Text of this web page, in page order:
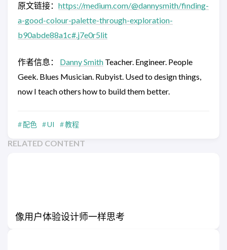
原文链接： https://medium.com/@dannysmith/finding-
a-good-colour-palette-through-exploration-
b90abde88a1c#.j7e0r5lit
作者信息： Danny Smith Teacher. Engineer. People
Geek. Blues Musician. Rubyist. Used to design things,
now I teach others how to build them better.
配色 UI 教程
RELATED CONTENT
像用户体验设计师一样思考